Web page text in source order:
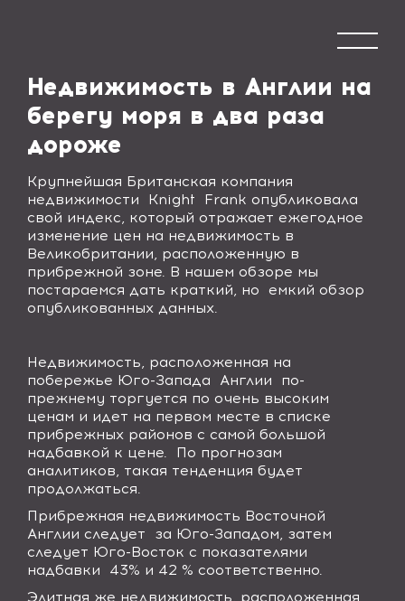
Недвижимость в Англии на
берегу моря в два раза
дороже
Крупнейшая Британская компания
недвижимости Knight Frank опубликовала
свой индекс, который отражает ежегодное
изменение цен на недвижимость в
Великобритании, расположенную в
прибрежной зоне. В нашем обзоре мы
постараемся дать краткий, но емкий обзор
опубликованных данных.
Недвижимость, расположенная на
побережье Юго-Запада Англии по-
прежнему торгуется по очень высоким
ценам и идет на первом месте в списке
прибрежных районов с самой большой
надбавкой к цене. По прогнозам
аналитиков, такая тенденция будет
продолжаться.
Прибрежная недвижимость Восточной
Англии следует за Юго-Западом, затем
следует Юго-Восток с показателями
надбавки 43% и 42 % соответственно.
Элитная же недвижимость, расположенная